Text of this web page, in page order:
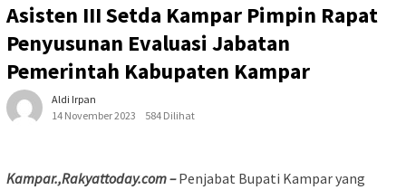
Asisten III Setda Kampar Pimpin Rapat
Penyusunan Evaluasi Jabatan
Pemerintah Kabupaten Kampar
Aldi Irpan
14 November 2023
584 Dilihat
Kampar.,Rakyattoday.com – Penjabat Bupati Kampar yang